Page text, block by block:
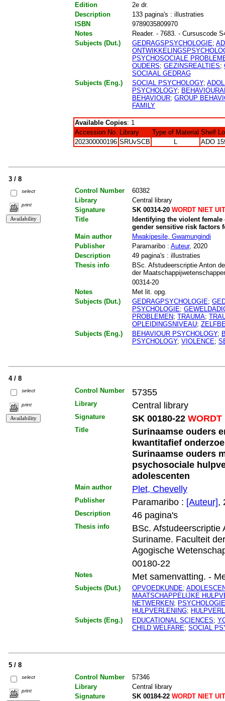
Edition
2e dr.
Description
133 pagina's : illustraties
ISBN
9789035809970
Notes
Reader. - 7683. - Cursuscode
Subjects (Dut.)
GEDRAGSPSYCHOLOGIE;
PSYCHOSOCIALE
OUDERS; GEZINSREALTIES;
SOCIAAL GEDRAG
Subjects (Eng.)
SOCIAL PSYCHOLOGY;
PSYCHOLOGY;
BEHAVIOUR; GROUP
FAMILY
Available Copies: 1
Accession No. Library Type of Material Shelf
202300000196 SRUvSCB L ADO
3 / 8
select
print
Control Number
60382
Library
Central library
Signature
SK 00314-20WORDT NIET
Title
Identifying the violent
gender sensitive risk factors
Main author
Mwakipesile, Gwamungindi
Publisher
Paramaribo : Auteur, 2020
Description
49 pagina's : illustraties
Thesis info
BSc. Afstudeerscriptie Anton
der
00314-20
Notes
Met lit. opg.
Subjects (Dut.)
GEDRAGPSYCHOLOGIE;
PSYCHOLOGIE;
PROBLEMEN; TRAUMA;
OPLEIDINGSNIVEAU;
Subjects (Eng.)
BEHAVIOUR PSYCHOLOGY;
PSYCHOLOGY; VIOLENCE;
4 / 8
select
print
Control Number 57355
Library Central library
Signature SK 00180-22WORDT
Title
Surinaamse ouders
kwantitafief
Surinaamse ouders
psychosociale
adolescenten
Main author Plet, Chevelly
Publisher Paramaribo : [Auteur],
Description 46 pagina's
Thesis info
BSc. Afstudeerscriptie
Suriname. Faculteit
Agogische
00180-22
Notes Met samenvatting. -
Subjects (Dut.) OPVOEDKUNDE;
MAATSCHAPPELIJKE
NETWERKEN;
HULPVERLENING;
Subjects (Eng.)
EDUCATIONAL SCIENCES;
CHILD WELFARE; SOCIAL
5 / 8
select
print
Control Number
57346
Library
Central library
Signature
SK 00184-22WORDT NIET